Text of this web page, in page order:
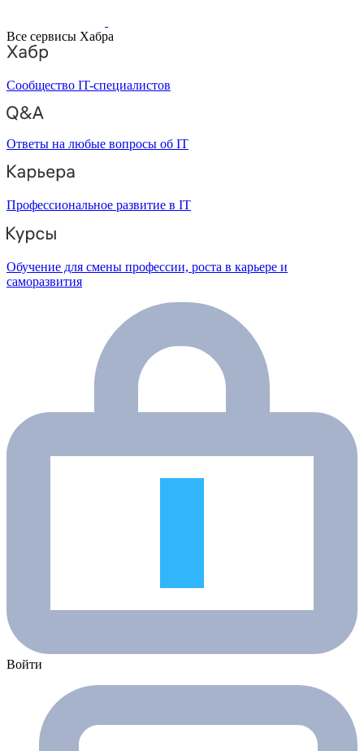
Все сервисы Хабра
Сообщество IT-специалистов
Ответы на любые вопросы об IT
Профессиональное развитие в IT
Обучение для смены профессии, роста в карьере и
саморазвития
Войти